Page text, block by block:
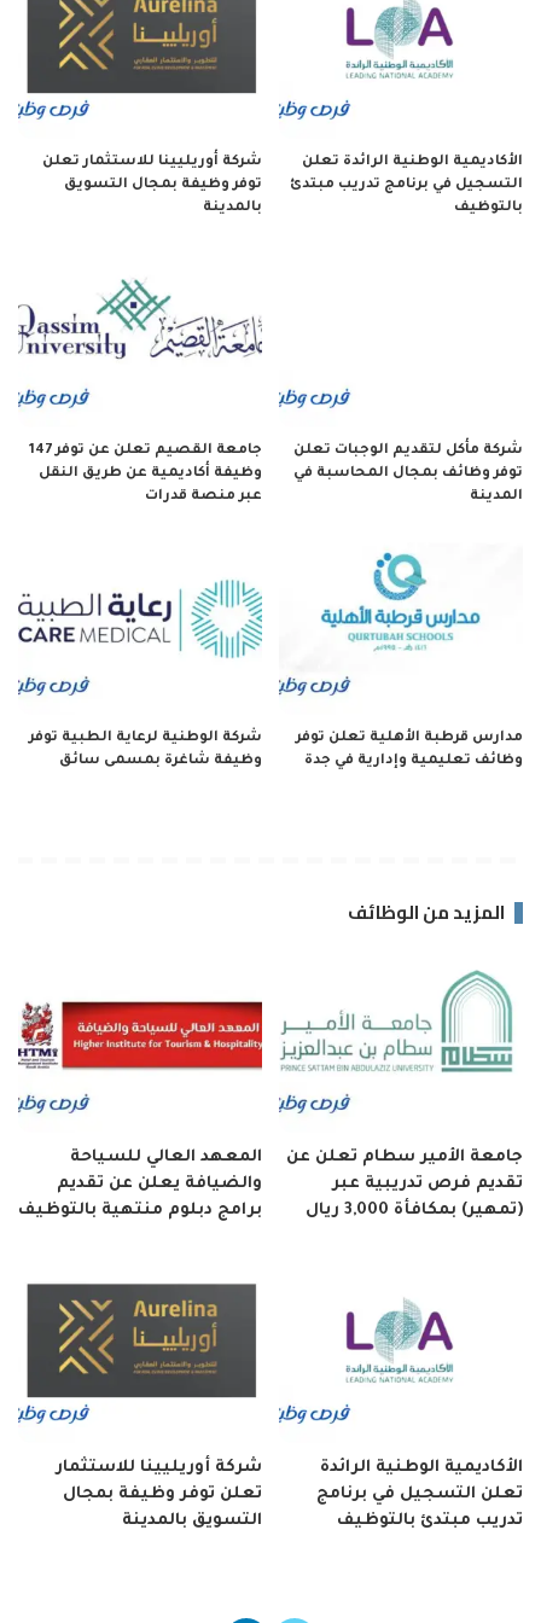
الأكاديمية الوطنية الرائدة تعلن
التسجيل في برنامج تدريب مبتدئ
بالتوظيف
شركة أوريليينا للاستثمار تعلن
توفر وظيفة بمجال التسويق
بالمدينة
شركة مأكل لتقديم الوجبات تعلن
توفر وظائف بمجال المحاسبة في
المدينة
جامعة القصيم تعلن عن توفر 147
وظيفة أكاديمية عن طريق النقل
عبر منصة قدرات
مدارس قرطبة الأهلية تعلن توفر
وظائف تعليمية وإدارية في جدة
شركة الوطنية لرعاية الطبية توفر
وظيفة شاغرة بمسمى سائق
المزيد من الوظائف
جامعة الأمير سطام تعلن عن
تقديم فرص تدريبية عبر
(تمهير) بمكافأة 3,000 ريال
المعهد العالي للسياحة
والضيافة يعلن عن تقديم
برامج دبلوم منتهية بالتوظيف
الأكاديمية الوطنية الرائدة
تعلن التسجيل في برنامج
تدريب مبتدئ بالتوظيف
شركة أوريليينا للاستثمار
تعلن توفر وظيفة بمجال
التسويق بالمدينة